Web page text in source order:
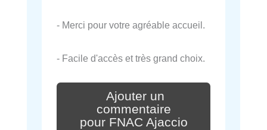
- Merci pour votre agréable accueil.
- Facile d'accès et très grand choix.
Ajouter un
commentaire
pour FNAC Ajaccio